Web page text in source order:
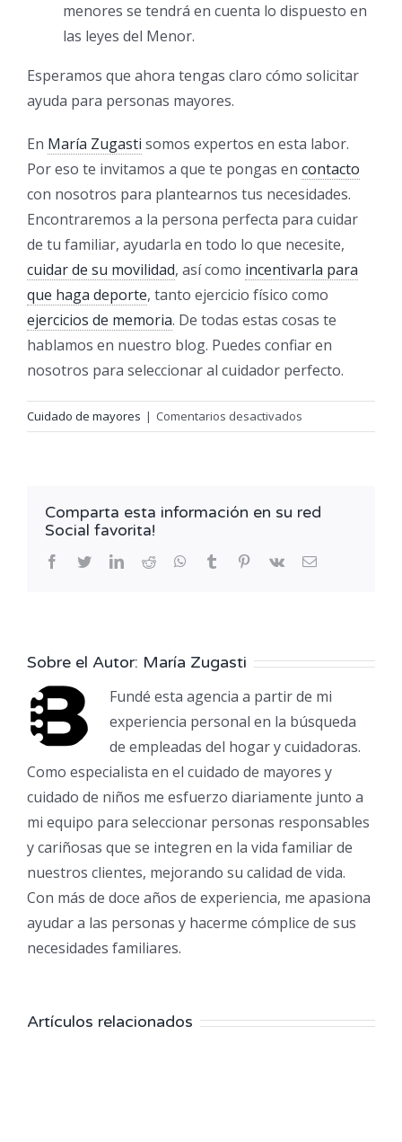
menores se tendrá en cuenta lo dispuesto en
las leyes del Menor.
Esperamos que ahora tengas claro cómo solicitar
ayuda para personas mayores.
En María Zugasti somos expertos en esta labor.
Por eso te invitamos a que te pongas en contacto
con nosotros para plantearnos tus necesidades.
Encontraremos a la persona perfecta para cuidar
de tu familiar, ayudarla en todo lo que necesite,
cuidar de su movilidad, así como incentivarla para
que haga deporte, tanto ejercicio físico como
ejercicios de memoria. De todas estas cosas te
hablamos en nuestro blog. Puedes confiar en
nosotros para seleccionar al cuidador perfecto.
Cuidado de mayores | Comentarios desactivados
¿Qué
para
mayores
Comparta esta información en su red
Social favorita!
facebook
twitterlinkedinreddit whatsapptumblr pinterest
vk
Correo
Sobre el Autor: María Zugasti
Fundé esta agencia a partir de mi
experiencia personal en la búsqueda
de empleadas del hogar y cuidadoras.
Como especialista en el cuidado de mayores y
cuidado de niños me esfuerzo diariamente junto a
mi equipo para seleccionar personas responsables
y cariñosas que se integren en la vida familiar de
nuestros clientes, mejorando su calidad de vida.
Con más de doce años de experiencia, me apasiona
ayudar a las personas y hacerme cómplice de sus
necesidades familiares.
Artículos relacionados